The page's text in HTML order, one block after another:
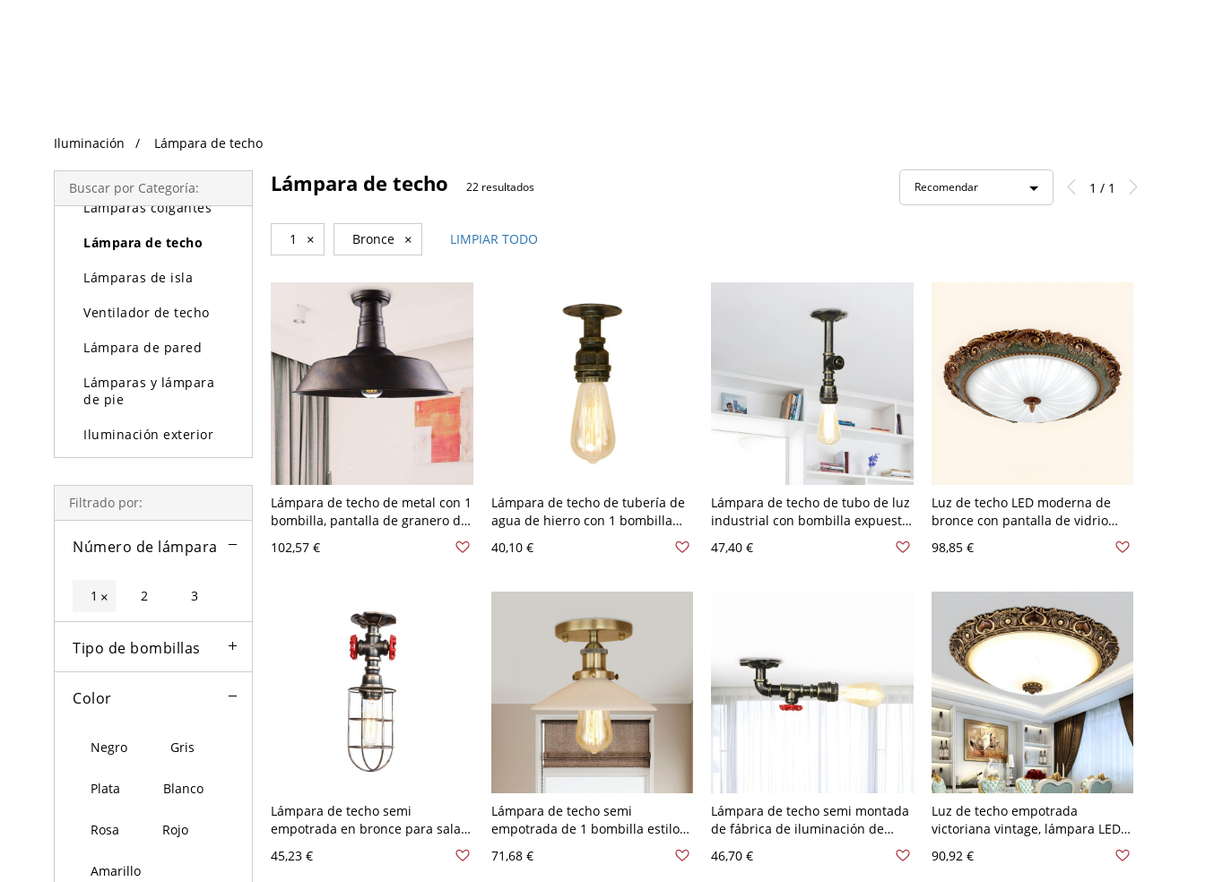
Iluminación Lámpara de techo
Buscar por Categoría:
Iluminación
Lámparas de araña
Lámparas colgantes
Lámpara de techo
Lámparas de isla
Ventilador de techo
Lámpara de pared
Lámparas y lámpara
de pie
Iluminación exterior
Filtrado por:
Número de lámpara
1 × 2 3
Tipo de bombillas
Color
Negro Gris
Plata Blanco
Rosa Rojo
Amarillo
Lámpara de techo 22 resultados Recomendar 1 / 1
1 × Bronce × LIMPIAR TODO
Lámpara de techo de metal con 1
bombilla, pantalla de granero de
bronce, 10" de ancho
102,57 €
Lámpara de techo de tubería de
agua de hierro con 1 bombilla
40,10 €
Lámpara de techo de tubo de luz
industrial con bombilla expuesta,
bronce
47,40 €
Luz de techo LED moderna de
bronce con pantalla de vidrio
blanco - 1 luz - 110 A 120 V 38,1
cm Blanco
98,85 €
Lámpara de techo semi
empotrada en bronce para sala
de estar industrial de hierro con
jaula y pantalla de tubo de 1
45,23 €
Lámpara de techo semi
empotrada de 1 bombilla estilo
pantalla de vidrio opalino en
71,68 €
Lámpara de techo semi montada
de fábrica de iluminación de
tubería curva de bronce metálico
con 1 bombilla para pasillo con
46,70 €
Luz de techo empotrada
victoriana vintage, lámpara LED
de bronce antiguo con pantalla
de vidrio esmerilado - 110 A 120
90,92 €